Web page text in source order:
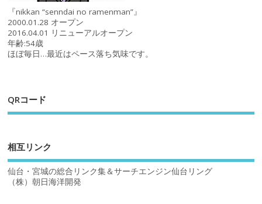
『nikkan “senndai no ramenman”』
2000.01.28 オープン
2016.04.01 リニューアルオープン
年齢:54歳
ほぼ毎日…最近はペース落ち気味です。
QRコード
相互リンク
仙台・宮城の総合リンク集＆サーチエンジン仙台リング
（株）朝日海洋開発